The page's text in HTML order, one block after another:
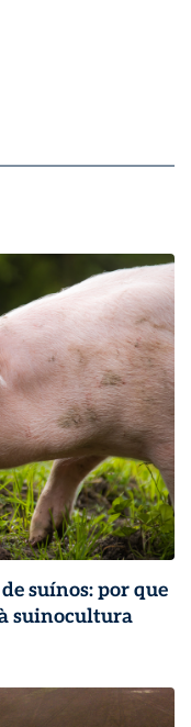
suínos: por que
suinocultura